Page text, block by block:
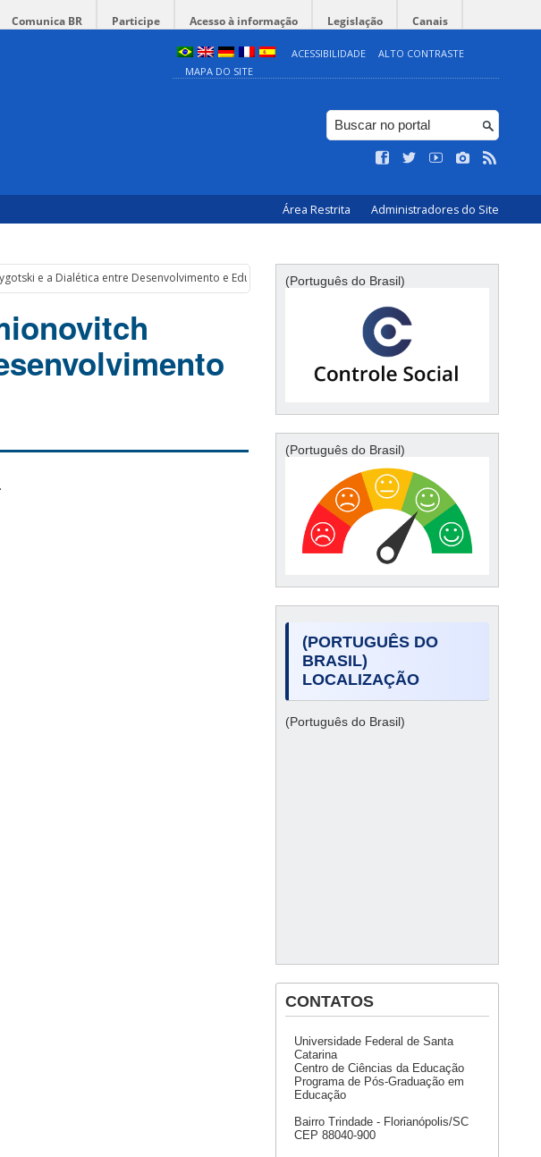
Comunica BR Participe Acesso à informação Legislação Canais
ACESSIBILIDADE
ALTO CONTRASTE
MAPA DO SITE
Área Restrita Administradores do Site
e a Dialética entre Desenvolvimento e Educação (Português do Brasil)
(Português do Brasil)
(PORTUGUÊS DO
BRASIL)
LOCALIZAÇÃO
(Português do Brasil)
CONTATOS
Universidade Federal de Santa
Catarina
Centro de Ciências da Educação
Programa de Pós-Graduação em
Educação
Bairro Trindade - Florianópolis/SC
CEP 88040-900